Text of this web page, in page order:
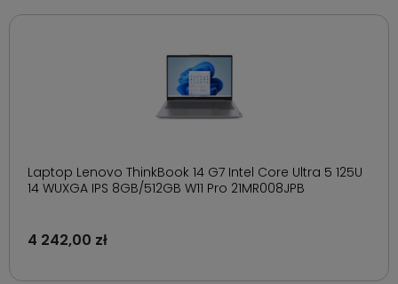
Laptop Lenovo ThinkBook 14 G7 Intel Core Ultra 5 125U
14 WUXGA IPS 8GB/512GB W11 Pro 21MR008JPB
4 242,00 zł